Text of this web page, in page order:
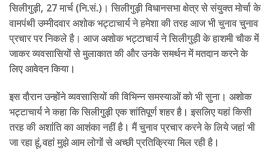
सिलीगुड़ी, 27 मार्च (नि.सं.)। सिलीगुड़ी विधानसभा क्षेत्र से संयुक्त मोर्चा के
वामपंथी उम्मीदवार अशोक भट्टाचार्य ने हमेशा की तरह आज भी चुनाव चुनाव
प्रचार पर निकले है। आज अशोक भट्टाचार्य ने सिलीगुड़ी के हाशमी चौक में
जाकर व्यवसासियों से मुलाकात की और उनके समर्थन में मतदान करने के
लिए आवेदन किया।
इस दौरान उन्होंने व्यवसासियों की विभिन्न समस्याओं को भी सुना। अशोक
भट्टाचार्य ने कहा कि सिलीगुड़ी एक शांतिपूर्ण शहर है। इसलिए यहां किसी
तरह की अशांति का आशंका नहीं है। मैं चुनाव प्रचार करने के लिये जहां भी
जा रहा हूं,वहां मुझे आम लोगों से अच्छी प्रतिक्रिया मिल रही है।